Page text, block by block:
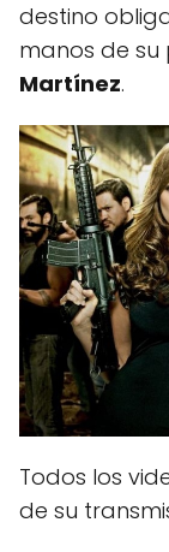
destino
manos de su
Martínez.
Todos los
de su